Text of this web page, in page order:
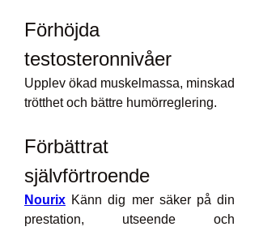
Förhöjda
testosteronnivåer
Upplev ökad muskelmassa, minskad
trötthet och bättre humörreglering.
Förbättrat
självförtroende
Nourix Känn dig mer säker på din
prestation, utseende och